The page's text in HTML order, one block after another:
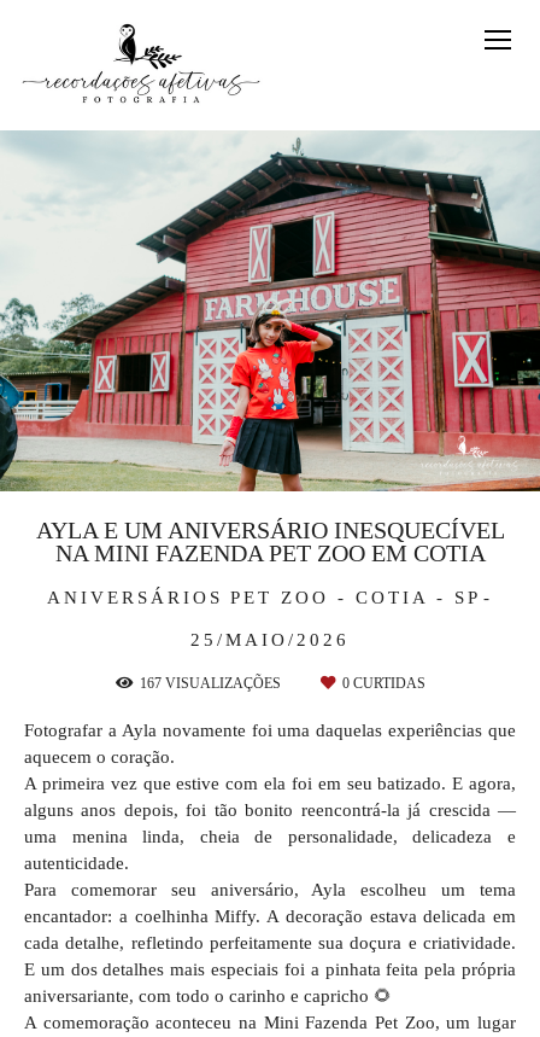
ANIVERSÁRIOS PET ZOO - COTIA - SP
25/MAIO/2026
AYLA E UM ANIVERSÁRIO INESQUECÍVEL
NA MINI FAZENDA PET ZOO EM COTIA
167VISUALIZAÇÕES 0CURTIDAS
Fotografar a Ayla novamente foi uma daquelas experiências que
aquecem o coração.
A primeira vez que estive com ela foi em seu batizado. E agora,
alguns anos depois, foi tão bonito reencontrá-la já crescida —
uma menina linda, cheia de personalidade, delicadeza e
autenticidade.
Para comemorar seu aniversário, Ayla escolheu um tema
encantador: a coelhinha Miffy. A decoração estava delicada em
cada detalhe, refletindo perfeitamente sua doçura e criatividade.
E um dos detalhes mais especiais foi a pinhata feita pela própria
aniversariante, com todo o carinho e capricho 🌻
A comemoração aconteceu na Mini Fazenda Pet Zoo, um lugar